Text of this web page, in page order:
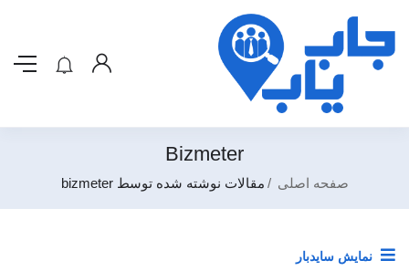
Bizmeter
صفحه اصلی مقالات نوشته شده توسط bizmeter
نمایش سایدبار